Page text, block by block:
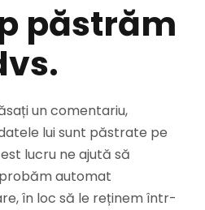
păstrăm
un comentariu,
lui sunt păstrate pe
lucru ne ajută să
automat
în loc să le reținem într-